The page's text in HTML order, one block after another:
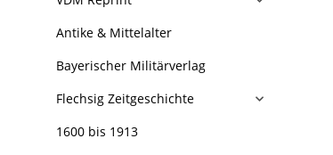
Antike & Mittelalter
Bayerischer Militärverlag
Flechsig Zeitgeschichte
1600 bis 1913